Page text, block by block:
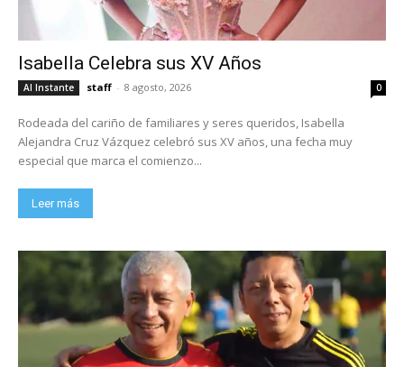
Isabella Celebra sus XV Años
Al Instante staff - 8 agosto, 2026 0
Rodeada del cariño de familiares y seres queridos, Isabella
Alejandra Cruz Vázquez celebró sus XV años, una fecha muy
especial que marca el comienzo...
Leer más